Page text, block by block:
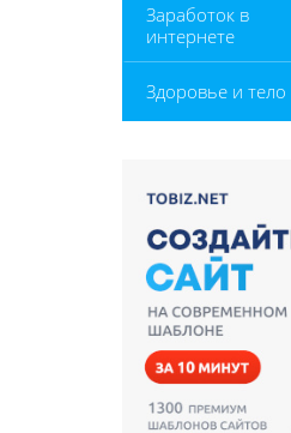
Заработок в
интернете
Здоровье и тело